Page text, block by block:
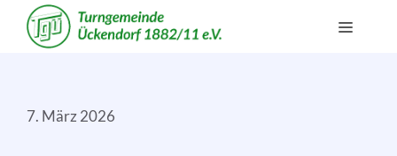
Inhalt
springen
Menü
7. März 2026